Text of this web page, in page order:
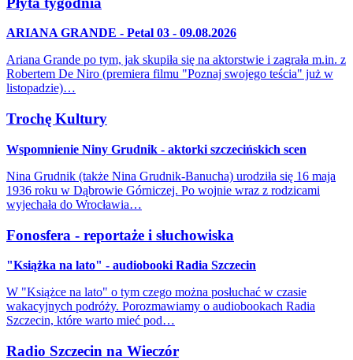
ARIANA GRANDE - Petal 03 - 09.08.2026
Ariana Grande po tym, jak skupiła się na aktorstwie i zagrała m.in. z
Robertem De Niro (premiera filmu "Poznaj swojego teścia" już w
listopadzie)…
Trochę Kultury
Wspomnienie Niny Grudnik - aktorki szczecińskich scen
Nina Grudnik (także Nina Grudnik-Banucha) urodziła się 16 maja
1936 roku w Dąbrowie Górniczej. Po wojnie wraz z rodzicami
wyjechała do Wrocławia…
Fonosfera - reportaże i słuchowiska
"Książka na lato" - audiobooki Radia Szczecin
W "Książce na lato" o tym czego można posłuchać w czasie
wakacyjnych podróży. Porozmawiamy o audiobookach Radia
Szczecin, które warto mieć pod…
Radio Szczecin na Wieczór